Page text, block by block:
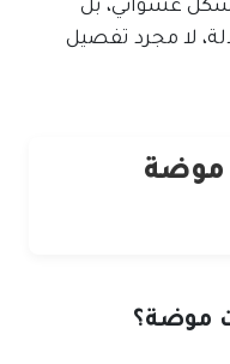
عشوائي، بل
لا مجرد تفصيل
موضة
موضة؟